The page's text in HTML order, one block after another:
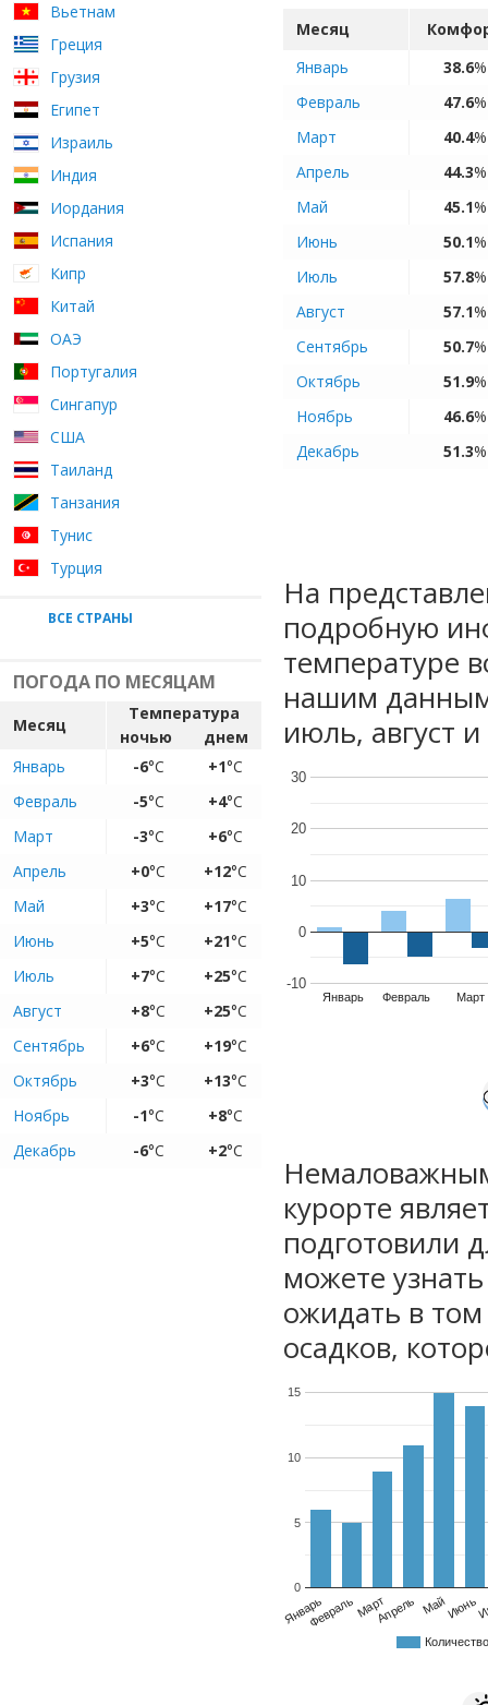
Вьетнам
Греция
Грузия
Египет
Израиль
Индия
Иордания
Испания
Кипр
Китай
ОАЭ
Португалия
Сингапур
США
Таиланд
Танзания
Тунис
Турция
ВСЕ СТРАНЫ
ПОГОДА ПО МЕСЯЦАМ
Месяц
Температура
ночью
днем
Январь
-6°C +1°C
Февраль
-5°C +4°C
Март
-3°C +6°C
Апрель
+0°C +12°C
Май
+3°C +17°C
Июнь
+5°C +21°C
Июль
+7°C +25°C
Август
+8°C +25°C
Сентябрь
+6°C +19°C
Октябрь
+3°C +13°C
Ноябрь
-1°C +8°C
Декабрь
-6°C +2°C
Месяц
Январь
38.6%
Февраль
47.6%
Март
40.4%
Апрель
44.3%
Май
45.1%
Июнь
50.1%
Июль
57.8%
Август
57.1%
Сентябрь
50.7%
Октябрь
51.9%
Ноябрь
46.6%
Декабрь
51.3%
На
подробную
температуре
нашим
июль, август
Январь Февраль Март
-10
0
10
20
30
курорте
подготовили
можете
ожидать в
осадков,
ЯнварьФевральМартАпрель МайИюнь
0
5
10
15